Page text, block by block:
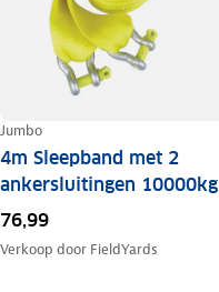
Jumbo
4m Sleepband met 2
ankersluitingen 10000kg
76,99
Verkoop door FieldYards